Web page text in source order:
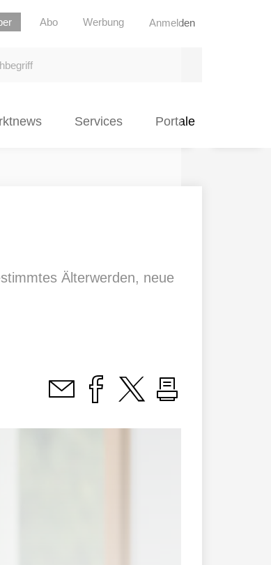
Abo Werbung Anmelden
Services Portale
Älterwerden, neue